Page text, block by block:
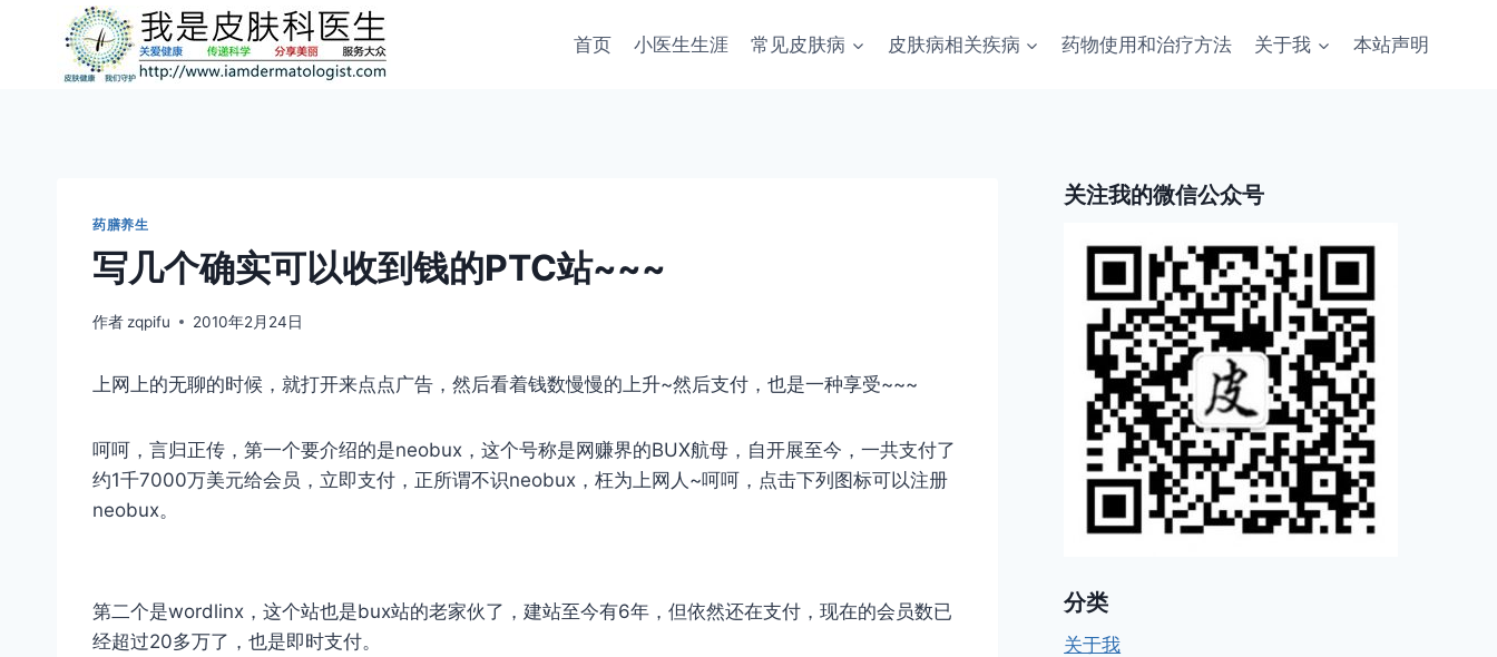
首页 小医生生涯 常见皮肤病 皮肤病相关疾病 药物使用和治疗方法 关于我 本站声明
药膳养生
写几个确实可以收到钱的PTC站~~~
作者 zqpifu 2010年2月24日
上网上的无聊的时候，就打开来点点广告，然后看着钱数慢慢的上升~然后支付，也是一种享受~~~
呵呵，言归正传，第一个要介绍的是neobux，这个号称是网赚界的BUX航母，自开展至今，一共支付了
约1千7000万美元给会员，立即支付，正所谓不识neobux，枉为上网人~呵呵，点击下列图标可以注册
neobux。
第二个是wordlinx，这个站也是bux站的老家伙了，建站至今有6年，但依然还在支付，现在的会员数已
经超过20多万了，也是即时支付。
关注我的微信公众号
分类
关于我